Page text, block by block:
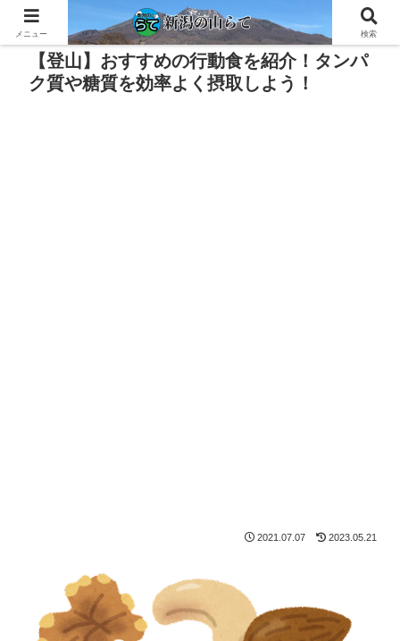
PR
【登山】おすすめの行動食を紹介！タンパ
ク質や糖質を効率よく摂取しよう！
2021.07.07 2023.05.21
メニュー 検索